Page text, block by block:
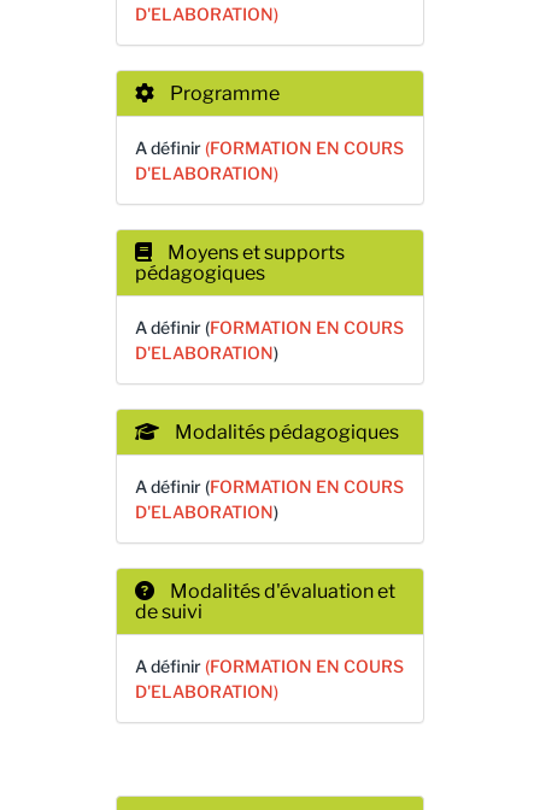
D'ELABORATION)
Programme
A définir (FORMATION EN COURS
D'ELABORATION)
Moyens et supports
pédagogiques
A définir (FORMATION EN COURS
D'ELABORATION)
Modalités pédagogiques
A définir (FORMATION EN COURS
D'ELABORATION)
Modalités d'évaluation et
de suivi
A définir (FORMATION EN COURS
D'ELABORATION)